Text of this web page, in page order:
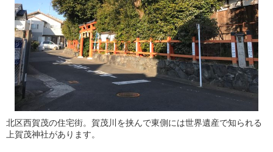
北区西賀茂の住宅街。賀茂川を挟んで東側には世界遺産で知られる
上賀茂神社があります。